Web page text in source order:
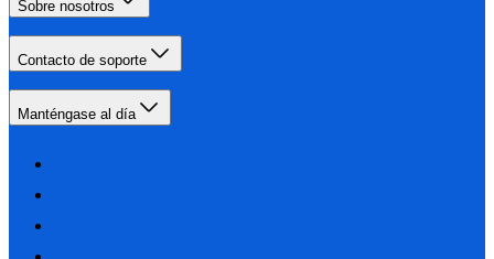
Sobre nosotros
Contacto de soporte
Manténgase al día